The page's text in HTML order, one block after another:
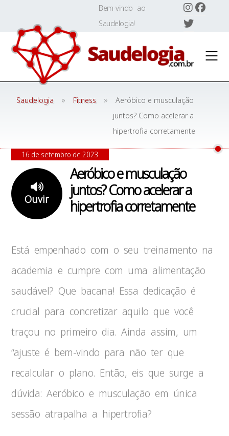
content
Bem-vindo ao
Saudelogia!
Saudelogia » Fitness »
Aeróbico e musculação
juntos? Como acelerar a
hipertrofia corretamente
Aeróbico e musculação
juntos? Como acelerar a
hipertrofia corretamente
Ouvir
16 de setembro de 2023
Está empenhado com o seu treinamento na
academia e cumpre com uma alimentação
saudável? Que bacana! Essa dedicação é
crucial para concretizar aquilo que você
traçou no primeiro dia. Ainda assim, um
“ajuste é bem-vindo para não ter que
recalcular o plano. Então, eis que surge a
dúvida: Aeróbico e musculação em única
sessão atrapalha a hipertrofia?